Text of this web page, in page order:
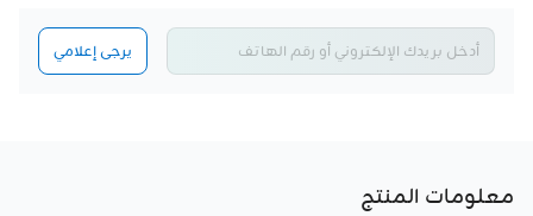
يرجى إعلامي
معلومات المنتج